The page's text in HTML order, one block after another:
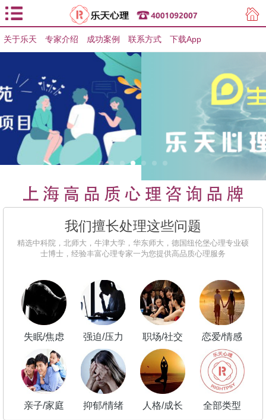
用户登录 用户注册
关于乐天 专家介绍 成功案例 联系方式 下载App
我们擅长处理这些问题
精选中科院，北师大，牛津大学，华东师大，德国纽伦堡心理专业硕
士博士，经验丰富心理专家一为您提供高品质心理服务
失眠/焦虑 强迫/压力 职场/社交 恋爱/情感
亲子/家庭 抑郁/情绪 人格/成长 全部类型